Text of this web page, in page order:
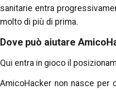
sanitarie entra
molto di più di prima.
Dove può aiutare
Qui entra in gioco il
AmicoHacker non nasce per